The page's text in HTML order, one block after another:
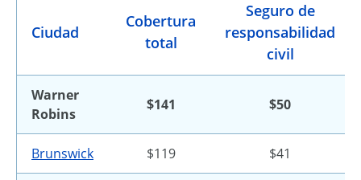
Ciudad
Cobertura
total
Seguro de
responsabilidad
civil
Warner
Robins
$141 $50
Brunswick $119 $41